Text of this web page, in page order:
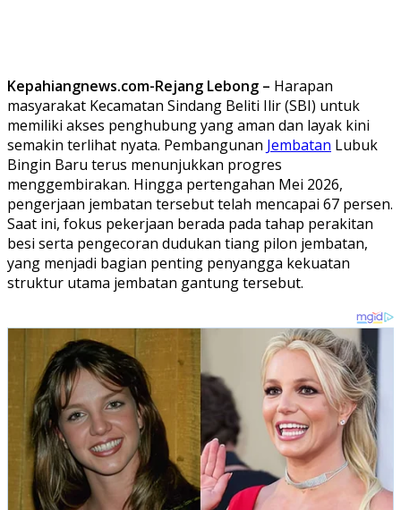
Kepahiangnews.com-Rejang Lebong – Harapan
masyarakat Kecamatan Sindang Beliti Ilir (SBI) untuk
memiliki akses penghubung yang aman dan layak kini
semakin terlihat nyata. Pembangunan Jembatan Lubuk
Bingin Baru terus menunjukkan progres
menggembirakan. Hingga pertengahan Mei 2026,
pengerjaan jembatan tersebut telah mencapai 67 persen.
Saat ini, fokus pekerjaan berada pada tahap perakitan
besi serta pengecoran dudukan tiang pilon jembatan,
yang menjadi bagian penting penyangga kekuatan
struktur utama jembatan gantung tersebut.